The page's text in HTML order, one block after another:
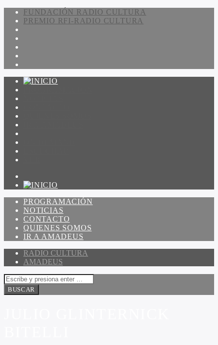
FUNDACIÓN RADIO CULTURA
PREMIO RFI-RADIO CULTURA
PROGRAMACIÓN
NOTICIAS
CONTACTO
QUIENES SOMOS
IR A AMADEUS
RADIO CULTURA
AMADEUS